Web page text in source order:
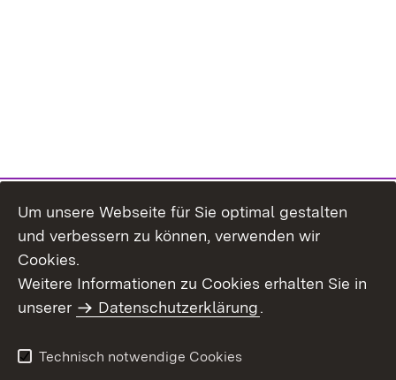
Benutzungshinweise
Erklärung zur
Um unsere Webseite für Sie optimal gestalten
und verbessern zu können, verwenden wir
Cookies.
Weitere Informationen zu Cookies erhalten Sie in
unserer
Datenschutzerklärung.
Technisch notwendige Cookies